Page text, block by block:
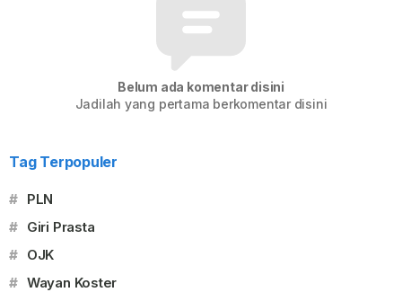
Belum ada komentar disini
Jadilah yang pertama berkomentar disini
Tag Terpopuler
# PLN
# Giri Prasta
# OJK
# Wayan Koster